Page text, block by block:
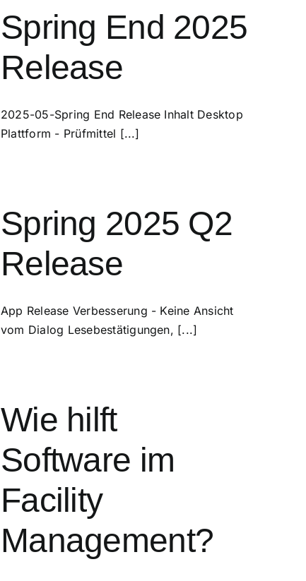
Spring End 2025
Release
2025-05-Spring End Release Inhalt Desktop
Plattform - Prüfmittel [...]
Spring 2025 Q2
Release
App Release Verbesserung - Keine Ansicht
vom Dialog Lesebestätigungen, [...]
Wie hilft
Software im
Facility
Management?